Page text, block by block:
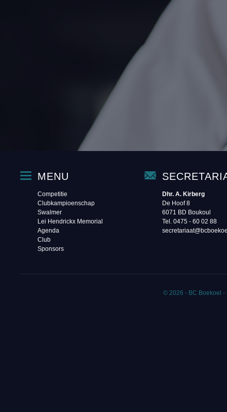
MENU
Competitie
Clubkampioenschap
Swalmer
Lei Hendrickx Memorial
Agenda
Club
Sponsors
Dhr. A. Kirberg
De Hoof 8
6071 BD Boukoul
Tel. 0475 - 60 02 88‬
© 2026 - BC Boekoel